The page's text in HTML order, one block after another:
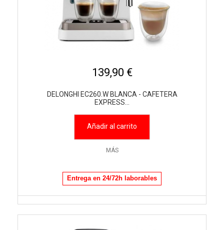
139,90 €
DELONGHI EC260.W BLANCA - CAFETERA
EXPRESS...
Añadir al carrito
MÁS
Entrega en 24/72h laborables